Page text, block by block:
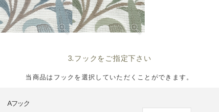
3.フックをご指定下さい
当商品はフックを選択していただくことができます。
Aフック